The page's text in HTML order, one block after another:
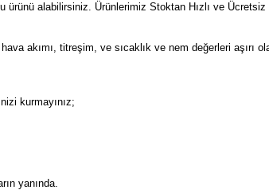
ürünü alabilirsiniz. Ürünlerimiz Stoktan Hızlı ve
akımı, titreşim, ve sıcaklık ve nem değerleri aşırı
kurmayınız;
yanında.